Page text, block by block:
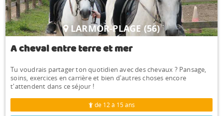
LARMOR-PLAGE (56)
A cheval entre terre et mer
Tu voudrais partager ton quotidien avec des chevaux ? Pansage,
soins, exercices en carrière et bien d'autres choses encore
t'attendent dans ce séjour !
de 12 à 15 ans